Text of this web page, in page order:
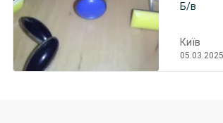
Б/в
Київ
05.03.2025